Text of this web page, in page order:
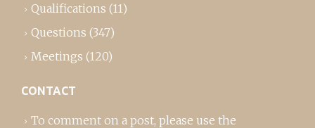
Qualifications (11)
Questions (347)
Meetings (120)
CONTACT
To comment on a post, please use the